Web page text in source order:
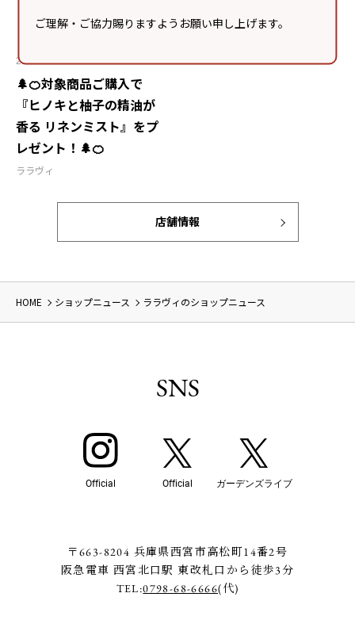
ご理解・ご協力賜りますようお願い申し上げます。
2026.06.02
🌲🍊対象商品ご購入で
『ヒノキと柚子の精油が
香る リネンミスト』をプ
レゼント！🌲🍊
ララヴィ
店舗情報
HOME ショップニュース ララヴィのショップニュース
SNS
Official Official ガーデンズライブ
〒663-8204 兵庫県西宮市高松町14番2号
阪急電車 西宮北口駅 東改札口から徒歩3分
TEL:0798-68-6666(代)